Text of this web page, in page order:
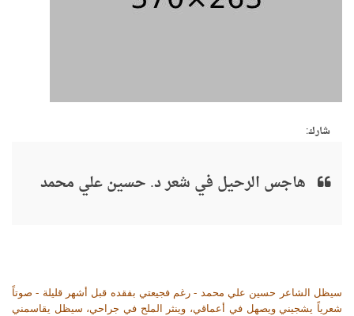
شارك:
هاجس الرحيل في شعر د. حسين علي محمد
سيظل الشاعر حسين علي محمد - رغم فجيعتي بفقده قبل أشهر قليلة - صوتاً
شعرياً يشجيني ويصهل في أعماقي، وينثر الملح في جراحي، سيظل يقاسمني